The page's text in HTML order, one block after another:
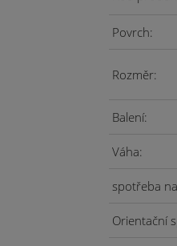
Povrch
Rozměr
Balení
Váha
spotřeba
Orientační